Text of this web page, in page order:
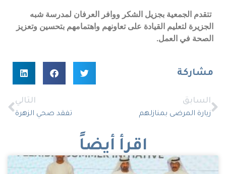
تتقدم الجمعية بجزيل الشكر ووافر العرفان لمدرسة شبه
الجزيرة لتعليم القيادة على تعاونهم واهتمامهم بتحسين وتعزيز
الصحة في العمل.
مشاركة
السابق
زيارة المرضى بمنازلهم
التالي
تفقد صحي الزهرة
اقرأ أيضاً